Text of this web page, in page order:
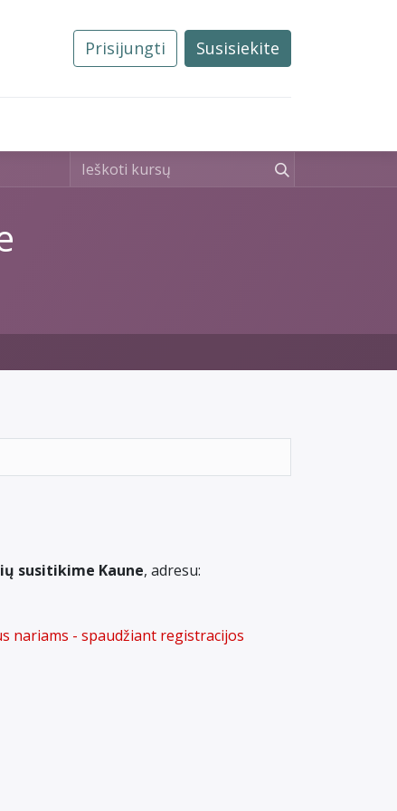
Prisijungti Susisiekite
susitikime Kaune, adresu:
nariams - spaudžiant registracijos